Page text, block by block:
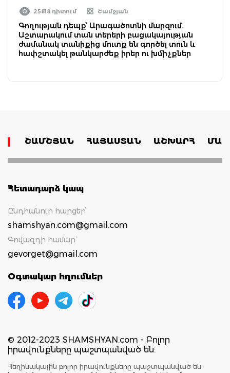
25818 դիտում Շամշյան
Գողության դեպք՝ Արագածոտնի մարզում․
Աշտարակում տան տերերի բացակայության
ժամանակ տանիքից մուտք են գործել տուն և
հափշտակել թանկարժեք իրեր ու խմիչքներ
ՇԱՄՇՅԱՆ ՀԱՅԱՍՏԱՆ ԱՇԽԱՐՀ
Հետադարձ կապ
Ընդհանուր հարցեր՝
shamshyan.com@gmail.com
Գովազդի համար`
gevorget@gmail.com
Օգտակար հղումներ
© 2012-2023 SHAMSHYAN.com - Բոլոր
իրավունքները պաշտպանված են:
Հեղինակային բոլոր իրավունքները պաշտպանված են: